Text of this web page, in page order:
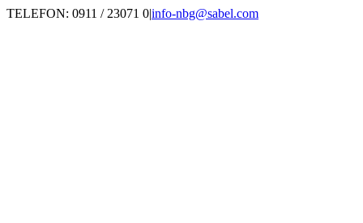
Zum
TELEFON: 0911 / 23071 0|info-nbg@sabel.com